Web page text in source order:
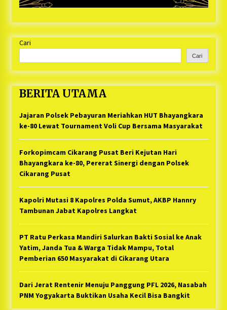
Cari
Cari
BERITA UTAMA
Jajaran Polsek Pebayuran Meriahkan HUT Bhayangkara
ke-80 Lewat Tournament Voli Cup Bersama Masyarakat
Forkopimcam Cikarang Pusat Beri Kejutan Hari
Bhayangkara ke-80, Pererat Sinergi dengan Polsek
Cikarang Pusat
Kapolri Mutasi 8 Kapolres Polda Sumut, AKBP Hannry
Tambunan Jabat Kapolres Langkat
PT Ratu Perkasa Mandiri Salurkan Bakti Sosial ke Anak
Yatim, Janda Tua & Warga Tidak Mampu, Total
Pemberian 650 Masyarakat di Cikarang Utara
Dari Jerat Rentenir Menuju Panggung PFL 2026, Nasabah
PNM Yogyakarta Buktikan Usaha Kecil Bisa Bangkit